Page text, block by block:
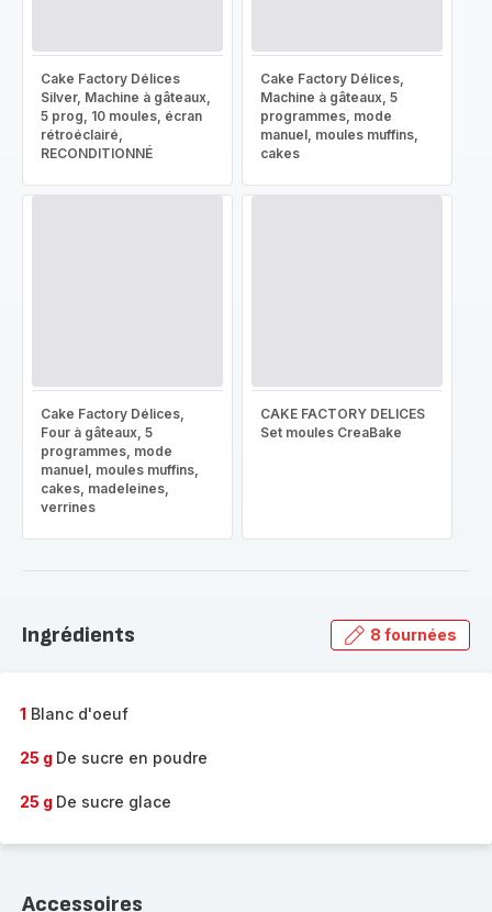
Cake Factory Délices
Silver, Machine à gâteaux,
5 prog, 10 moules, écran
rétroéclairé,
RECONDITIONNÉ
Cake Factory Délices,
Machine à gâteaux, 5
programmes, mode
manuel, moules muffins,
cakes
Cake Factory Délices,
Four à gâteaux, 5
programmes, mode
manuel, moules muffins,
cakes, madeleines,
verrines
CAKE FACTORY DELICES
Set moules CreaBake
Ingrédients 8 fournées
1 Blanc d'oeuf
25 g De sucre en poudre
25 g De sucre glace
Accessoires